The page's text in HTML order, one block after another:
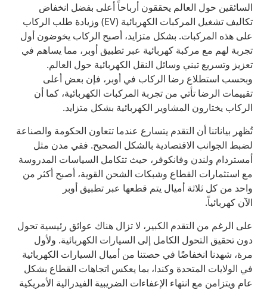
السائقين حول العالم يحققون أرباحاً أعلى بفضل انخفاض
تكاليف تشغيل المركبات الكهربائية (EV) وزيادة طلب الركاب
على هذه المركبات. بشكل متزايد، أصبح الركاب يخوضون أول
تجربة لهم مع مركبة كهربائية عبر تطبيق أوبر، مما يساهم في
تعزيز وتسريع تبني وسائل النقل الكهربائية حول العالم.
وبحسب استطلاع رضا الركاب في أوبر، فإن بعض أعلى
تقييمات الرضا تأتي من تجربة المركبات الكهربائية، كما أن
الركاب يختارون المشاوير الكهربائية بشكل متزايد.
تُظهر بياناتنا أن التقدم يتسارع عندما تتعاون الحكومة والصناعة
لضبط الجوانب الاقتصادية بالشكل الصحيح. ففي مدن مثل
أمستردام ولندن وفانكوفر، حيث تتكامل السياسات المدروسة
مع استثمارات القطاع وشبكات الشحن القوية، أصبح أكثر من
واحد من كل ثلاثة أميال يتم قطعها عبر تطبيق أوبر
الآن كهربائياً.
على الرغم من التقدم الكبير، لا تزال هناك عوائق رئيسية تحول
دون تحقيق التحول الكامل إلى السيارات الكهربائية. ولأول
مرة، شهدنا انخفاضًا في حصتنا من أميال السيارات الكهربائية
في الولايات المتحدة وكندا، بما يعكس اتجاهات القطاع بشكل
عام ويتزامن مع انتهاء الإعفاءات الضريبية الفيدرالية الأمريكية